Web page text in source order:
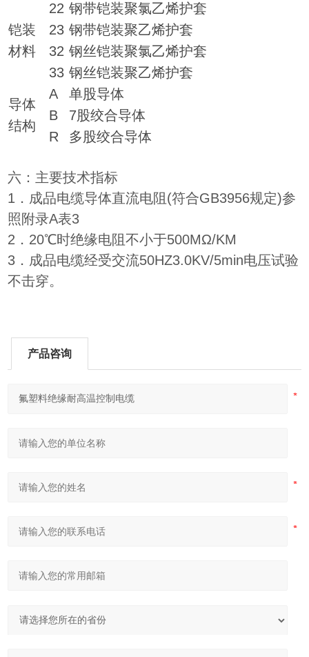
铠装
材料
22 钢带铠装聚氯乙烯护套
23 钢带铠装聚乙烯护套
32 钢丝铠装聚氯乙烯护套
33 钢丝铠装聚乙烯护套
导体
结构
A
单股导体
B
7股绞合导体
R
多股绞合导体
六：主要技术指标
1．成品电缆导体直流电阻(符合GB3956规定)参
照附录A表3
2．20℃时绝缘电阻不小于500MΩ/KM
3．成品电缆经受交流50HZ3.0KV/5min电压试验
不击穿。
产品咨询